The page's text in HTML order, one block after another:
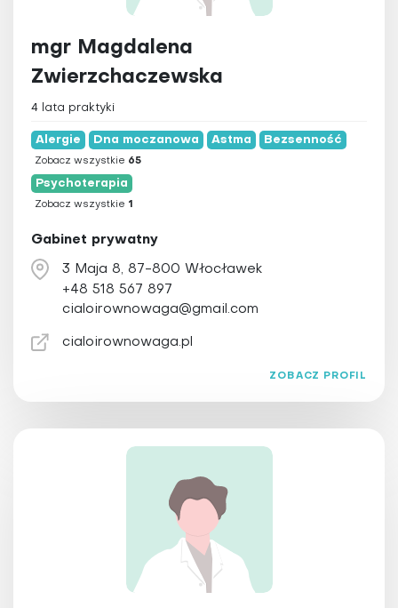
mgr Magdalena
Zwierzchaczewska
4 lata praktyki
Alergie Dna moczanowa Astma Bezsenność
Zobacz wszystkie 65
Psychoterapia
Zobacz wszystkie 1
Gabinet prywatny
3 Maja 8, 87-800 Włocławek
+48 518 567 897
cialoirownowaga@gmail.com
cialoirownowaga.pl
ZOBACZ PROFIL